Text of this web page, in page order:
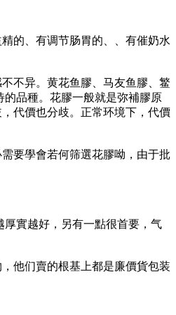
的、有调节肠胃的、、有催奶水
不异。黄花鱼膠、马友鱼膠、鳘
品種。花膠一般就是弥補膠原
代價也分歧。正常环境下，代價
要學會若何筛選花膠呦，由于批
厚實越好，另有一點很首要，气
他们賣的根基上都是廉價貨包装